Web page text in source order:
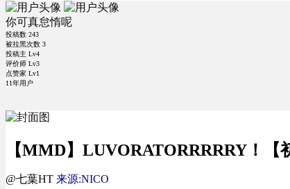
你可真怠惰呢
投稿数 243
被拉黑次数 3
投稿主 Lv4
评价师 Lv3
点赞家 Lv1
11年用户
【MMD】LUVORATORRRRRY！
@七葉HT 来源:NICO